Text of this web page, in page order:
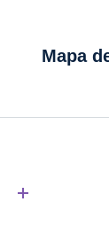
Mapa